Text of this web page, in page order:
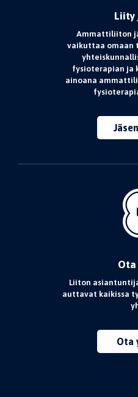
Liity
Ammattiliiton
vaikuttaa omaan
fysioterapian ja
ainoana
Liiton
auttavat kaikissa
Ota